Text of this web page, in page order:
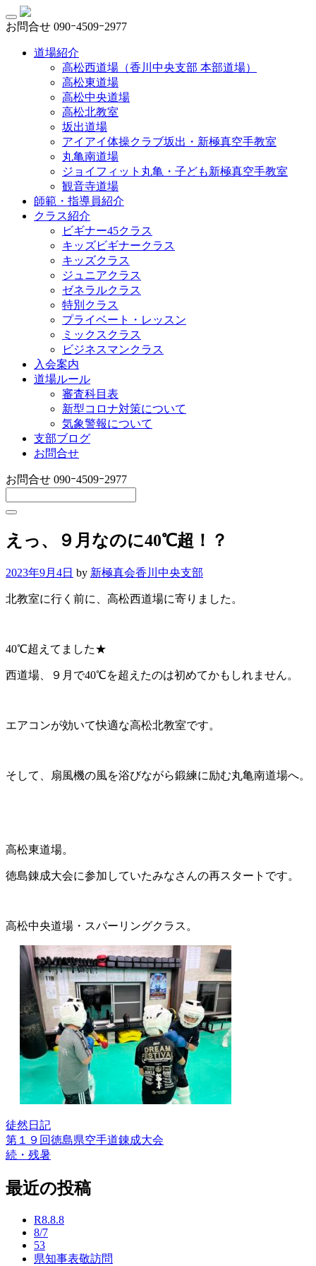
お問合せ 090ｰ4509ｰ2977
道場紹介
高松西道場（香川中央支部 本部道場）
高松東道場
高松中央道場
高松北教室
坂出道場
アイアイ体操クラブ坂出・新極真空手教室
丸亀南道場
ジョイフィット丸亀・子ども新極真空手教室
観音寺道場
師範・指導員紹介
クラス紹介
ビギナー45クラス
キッズビギナークラス
キッズクラス
ジュニアクラス
ゼネラルクラス
特別クラス
プライベート・レッスン
ミックスクラス
ビジネスマンクラス
入会案内
道場ルール
審査科目表
新型コロナ対策について
気象警報について
支部ブログ
お問合せ
お問合せ 090ｰ4509ｰ2977
えっ、９月なのに40℃超！？
2023年9月4日 by 新極真会香川中央支部
北教室に行く前に、高松西道場に寄りました。
40℃超えてました★
西道場、９月で40℃を超えたのは初めてかもしれません。
エアコンが効いて快適な高松北教室です。
そして、扇風機の風を浴びながら鍛練に励む丸亀南道場へ。
高松東道場。
徳島錬成大会に参加していたみなさんの再スタートです。
高松中央道場・スパーリングクラス。
徒然日記
投
稿
ナ
第１９回徳島県空手道錬成大会
続・残暑
最近の投稿
R8.8.8
8/7
53
県知事表敬訪問